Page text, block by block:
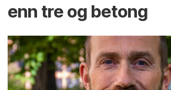
enn tre og betong